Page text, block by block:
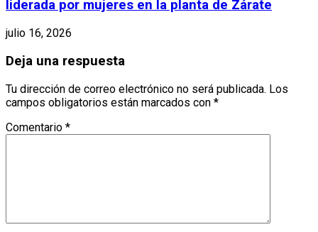
liderada por mujeres en la planta de Zárate
julio 16, 2026
Deja una respuesta
Tu dirección de correo electrónico no será publicada. Los
campos obligatorios están marcados con *
Comentario *